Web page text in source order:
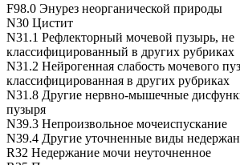
F98.0 Энурез неорганической природы
N30 Цистит
N31.1 Рефлекторный мочевой пузырь, не
классифицированный в других рубриках
N31.2 Нейрогенная слабость мочевого
классифицированная в других рубриках
N31.8 Другие нервно-мышечные
пузыря
N39.3 Непроизвольное мочеиспускание
N39.4 Другие уточненные виды
R32 Недержание мочи неуточненное